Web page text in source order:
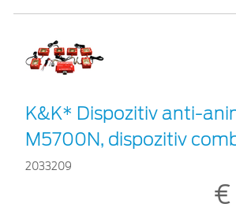
K&K* Dispozitiv anti-
M5700N, dispozitiv
2033209